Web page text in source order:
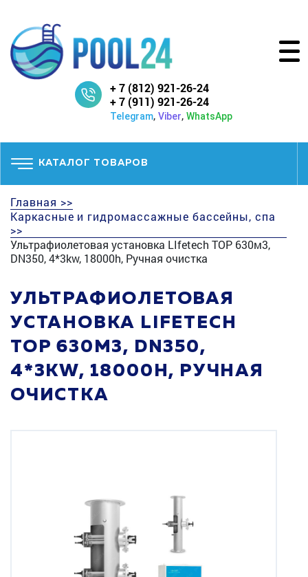
+ 7 (812) 921-26-24
+ 7 (911) 921-26-24
Telegram, Viber, WhatsApp
КАТАЛОГ ТОВАРОВ
Главная >>
Каркасные и гидромассажные бассейны, спа
>>
Ультрафиолетовая установка LIfetech TOP 630м3,
DN350, 4*3kw, 18000h, Ручная очистка
УЛЬТРАФИОЛЕТОВАЯ
УСТАНОВКА LIFETECH
TOP 630М3, DN350,
4*3KW, 18000H, РУЧНАЯ
ОЧИСТКА